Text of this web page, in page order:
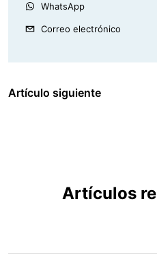
WhatsApp
Correo electrónico
Artículo siguiente
Artículos